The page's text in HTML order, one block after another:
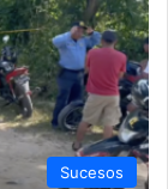
Sucesos